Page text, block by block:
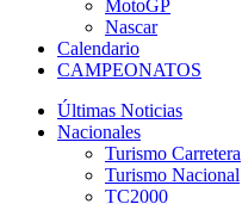
MotoGP
Nascar
Calendario
CAMPEONATOS
Últimas Noticias
Nacionales
Turismo Carretera
Turismo Nacional
TC2000